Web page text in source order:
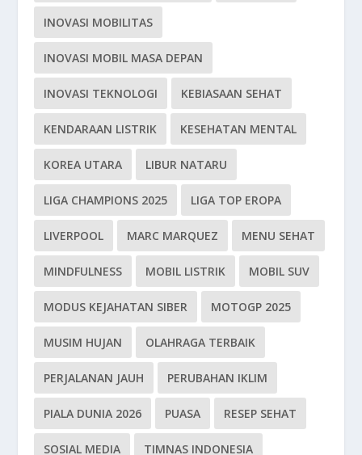
INOVASI MOBILITAS
INOVASI MOBIL MASA DEPAN
INOVASI TEKNOLOGI KEBIASAAN SEHAT
KENDARAAN LISTRIK KESEHATAN MENTAL
KOREA UTARA LIBUR NATARU
LIGA CHAMPIONS 2025 LIGA TOP EROPA
LIVERPOOL MARC MARQUEZ MENU SEHAT
MINDFULNESS MOBIL LISTRIK MOBIL SUV
MODUS KEJAHATAN SIBER MOTOGP 2025
MUSIM HUJAN OLAHRAGA TERBAIK
PERJALANAN JAUH PERUBAHAN IKLIM
PIALA DUNIA 2026 PUASA RESEP SEHAT
SOSIAL MEDIA TIMNAS INDONESIA